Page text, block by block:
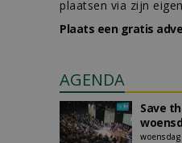
plaatsen via zijn
Plaats een gratis
AGENDA
Save
woensdag